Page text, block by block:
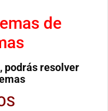
de
podrás resolver